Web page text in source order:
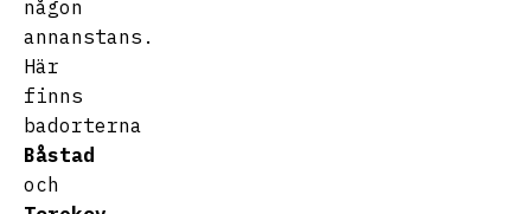
någon
annanstans.
Här
finns
badorterna
Båstad
och